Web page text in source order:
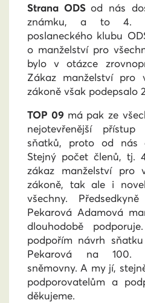
Strana ODSod nás
známku, a to 4.
poslaneckého klubu
o manželství pro
bylo v otázce
Zákaz manželství pro
zákoně však podepsalo
TOP 09 má pak ze
nejotevřenější
sňatků, proto od nás
Stejný počet členů, tj.
zákaz manželství pro
zákoně, tak ale i
všechny.
Pekarová Adamová
dlouhodobě
podpořím návrh
Pekarová na 100.
sněmovny. A my jí,
podporovatelům a
děkujeme.